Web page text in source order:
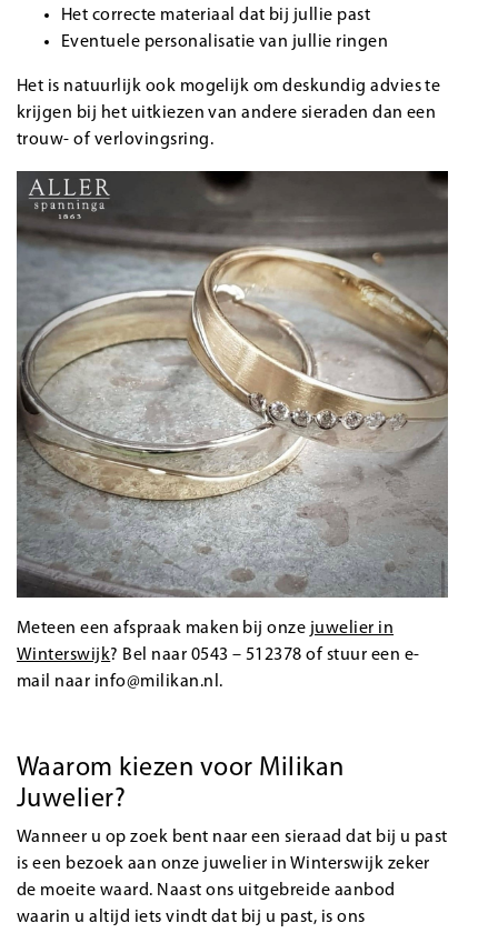
Het correcte materiaal dat bij jullie past
Eventuele personalisatie van jullie ringen
Het is natuurlijk ook mogelijk om deskundig advies te
krijgen bij het uitkiezen van andere sieraden dan een
trouw- of verlovingsring.
Meteen een afspraak maken bij onze juwelier in
Winterswijk? Bel naar 0543 – 512378 of stuur een e-
mail naar info@milikan.nl .
Waarom kiezen voor Milikan
Juwelier?
Wanneer u op zoek bent naar een sieraad dat bij u past
is een bezoek aan onze juwelier in Winterswijk zeker
de moeite waard. Naast ons uitgebreide aanbod
waarin u altijd iets vindt dat bij u past, is ons